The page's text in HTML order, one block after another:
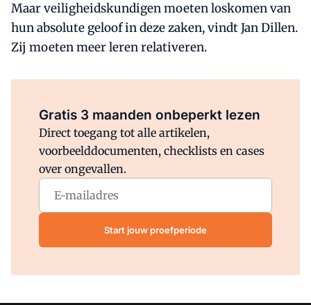
Maar veiligheidskundigen moeten loskomen van
hun absolute geloof in deze zaken, vindt Jan Dillen.
Zij moeten meer leren relativeren.
Gratis 3 maanden onbeperkt lezen
Direct toegang tot alle artikelen,
voorbeelddocumenten, checklists en cases
over ongevallen.
Start jouw proefperiode